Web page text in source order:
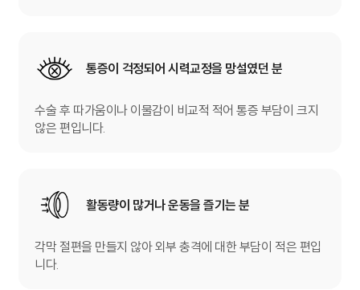
통증이 걱정되어 시력교정을 망설였던 분
수술 후 따가움이나 이물감이 비교적 적어 통증 부담이 크지
않은 편입니다.
활동량이 많거나운동을 즐기는 분
각막 절편을 만들지 않아 외부 충격에 대한 부담이 적은 편입
니다.